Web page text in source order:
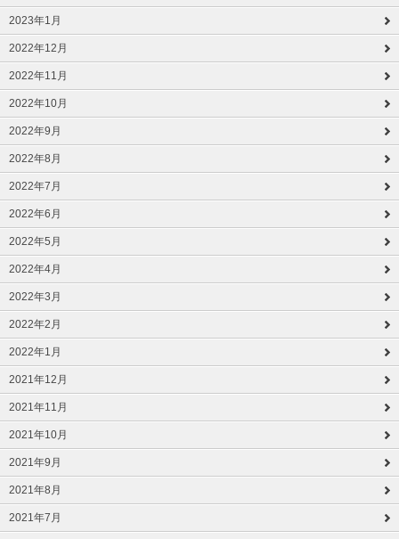
2023年1月
2022年12月
2022年11月
2022年10月
2022年9月
2022年8月
2022年7月
2022年6月
2022年5月
2022年4月
2022年3月
2022年2月
2022年1月
2021年12月
2021年11月
2021年10月
2021年9月
2021年8月
2021年7月